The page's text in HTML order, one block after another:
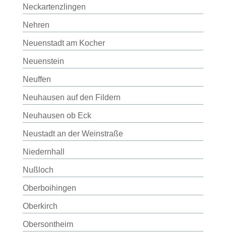
Neckartenzlingen
Nehren
Neuenstadt am Kocher
Neuenstein
Neuffen
Neuhausen auf den Fildern
Neuhausen ob Eck
Neustadt an der Weinstraße
Niedernhall
Nußloch
Oberboihingen
Oberkirch
Obersontheim